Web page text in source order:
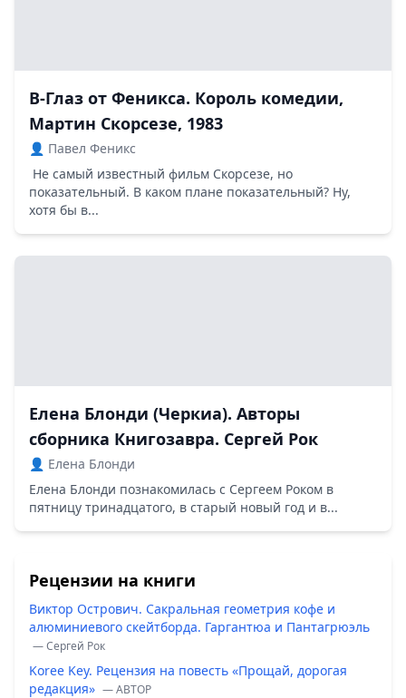
В-Глаз от Феникса. Король комедии,
Мартин Скорсезе, 1983
👤 Павел Феникс
Не самый известный фильм Скорсезе, но
показательный. В каком плане показательный? Ну,
хотя бы в...
Елена Блонди (Черкиа). Авторы
сборника Книгозавра. Сергей Рок
👤 Елена Блонди
Елена Блонди познакомилась с Сергеем Роком в
пятницу тринадцатого, в старый новый год и в...
Рецензии на книги
Виктор Острович. Сакральная геометрия кофе и
алюминиевого скейтборда. Гаргантюа и Пантагрюэль
— Сергей Рок
Koree Key. Рецензия на повесть «Прощай, дорогая
редакция» — ABTOP